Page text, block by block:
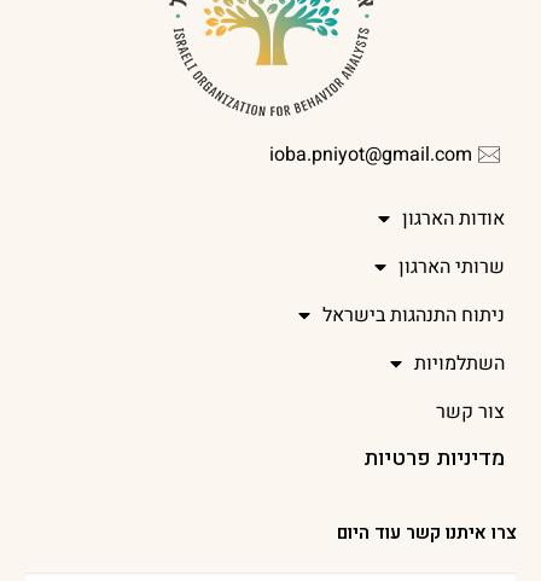
ioba.pniyot@gmail.com
אודות הארגון
שרותי הארגון
ניתוח התנהגות בישראל
השתלמויות
צור קשר
מדיניות פרטיות
צרו איתנו קשר עוד היום